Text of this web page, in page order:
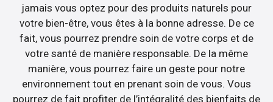
jamais vous optez pour des produits naturels pour
votre bien-être, vous êtes à la bonne adresse. De ce
fait, vous pourrez prendre soin de votre corps et de
votre santé de manière responsable. De la même
manière, vous pourrez faire un geste pour notre
environnement tout en prenant soin de vous. Vous
pourrez de fait profiter de l’intégralité des bienfaits de